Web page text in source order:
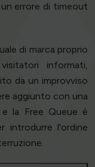
errore di timeout
di marca proprio
informati,
da un improvviso
aggiunto con una
la Free Queue è
introdurre l'ordine